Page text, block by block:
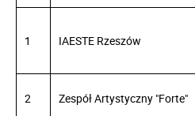
1 IAESTE Rzeszów
2 Zespół Artystyczny "Forte"